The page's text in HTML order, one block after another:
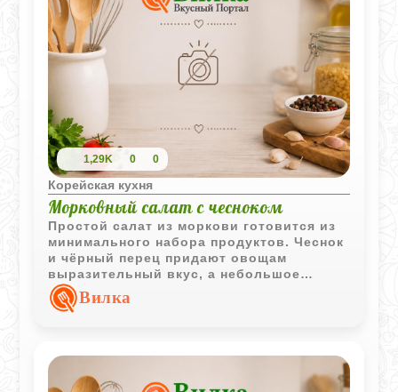
1,29K 0 0
Корейская кухня
Морковный салат с чесноком
Простой салат из моркови готовится из
минимального набора продуктов. Чеснок
и чёрный перец придают овощам
выразительный вкус, а небольшое
настаивание делает закуску более
ароматной.
Вилка